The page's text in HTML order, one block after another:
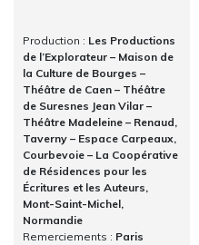
Production : Les Productions
de l’Explorateur – Maison de
la Culture de Bourges –
Théâtre de Caen – Théâtre
de Suresnes Jean Vilar –
Théâtre Madeleine – Renaud,
Taverny – Espace Carpeaux,
Courbevoie – La Coopérative
de Résidences pour les
Écritures et les Auteurs,
Mont-Saint-Michel,
Normandie
Remerciements : Paris